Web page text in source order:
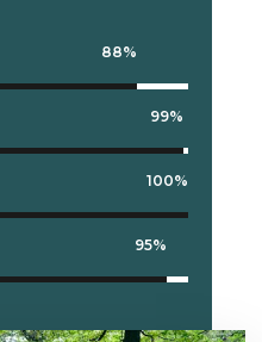
88%
99%
100%
95%